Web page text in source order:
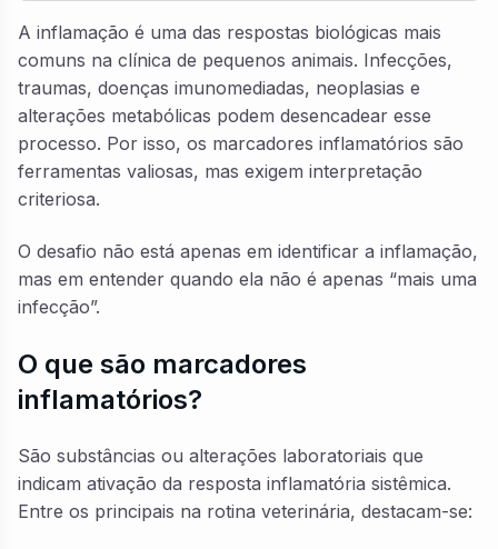
A inflamação é uma das respostas biológicas mais
comuns na clínica de pequenos animais. Infecções,
traumas, doenças imunomediadas, neoplasias e
alterações metabólicas podem desencadear esse
processo. Por isso, os marcadores inflamatórios são
ferramentas valiosas, mas exigem interpretação
criteriosa.
O desafio não está apenas em identificar a inflamação,
mas em entender quando ela não é apenas “mais uma
infecção”.
O que são marcadores
inflamatórios?
São substâncias ou alterações laboratoriais que
indicam ativação da resposta inflamatória sistêmica.
Entre os principais na rotina veterinária, destacam-se: